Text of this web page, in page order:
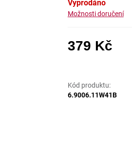
Vyprodáno
Možnosti doručení
379 Kč
Kód produktu:
6.9006.11W41B